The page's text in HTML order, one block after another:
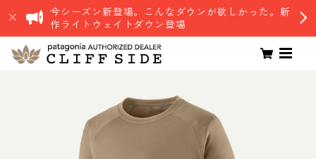
今シーズン新登場。こんなダウンが欲しかった。新
作ライトウェイトダウン登場